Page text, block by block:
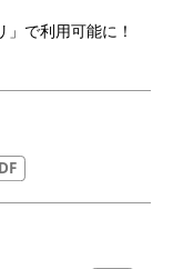
」で利用可能に！